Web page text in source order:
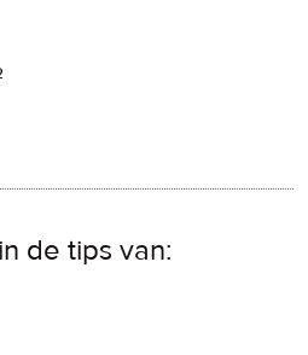
de tips van: